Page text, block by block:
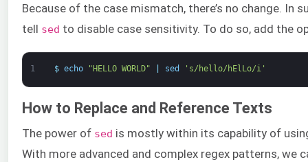
Because of the case mismatch, there’s no change. In
tell sed to disable case sensitivity. To do so, add the
1 $ echo "HELLO WORLD" sed 's/hello/hElLo/i'
How to Replace and Reference Texts
The power of sed is mostly within its capability of
With more advanced and complex regex patterns, we